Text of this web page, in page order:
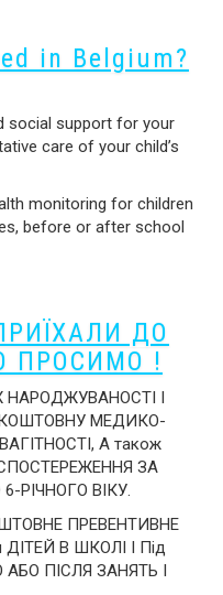
in Belgium?
social support for your
care of your child’s
monitoring for children
before or after school
ДО
ПРОСИМО !
НАРОДЖУВАНОСТІ І
МЕДИКО-
А також
ЗА
РІЧНОГО ВІКУ.
ПРЕВЕНТИВНЕ
В ШКОЛІ І Під
ПІСЛЯ ЗАНЯТЬ І